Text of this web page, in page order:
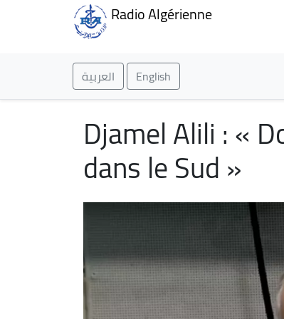
Radio Algérienne
العربية English
Djamel Alili : «
dans le Sud »